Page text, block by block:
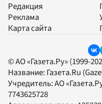
Редакция
Реклама
Карта сайта
© АО «Газета.Ру» (1999-
Название: Газета.Ru
Учредитель:АО
7743625728